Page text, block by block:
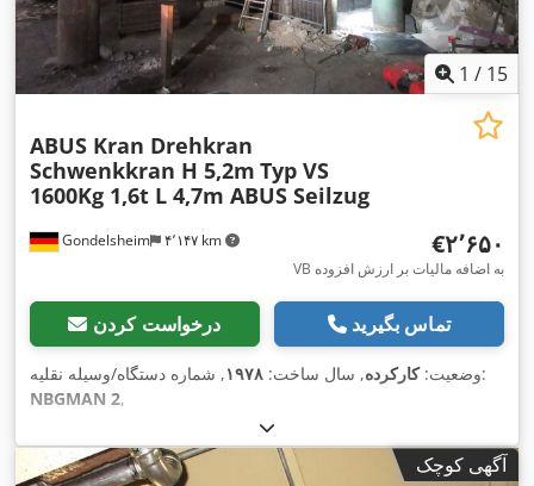
1 / 15
Gondelsheim ۴٬۱۴۷ km
ABUS Kran Drehkran
Schwenkkran H 5,2m Typ VS
1600Kg 1,6t L 4,7m ABUS Seilzug
‎€۲٬۶۵۰
VB به اضافه مالیات بر ارزش افزوده
درخواست کردن تماس بگیرید
وضعیت:کارکرده, سال ساخت: ۱۹۷۸
, شماره دستگاه/وسیله نقلیه:
NBGMAN 2,
آگهی کوچک